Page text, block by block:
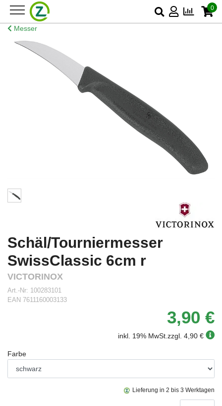
0
Messer
Schäl/Tourniermesser
SwissClassic 6cm r
VICTORINOX
Art.-Nr: 100283101
EAN 7611160003133
3,90 €
inkl. 19% MwSt.zzgl. 4,90 €
Farbe
Lieferung in 2 bis 3 Werktagen